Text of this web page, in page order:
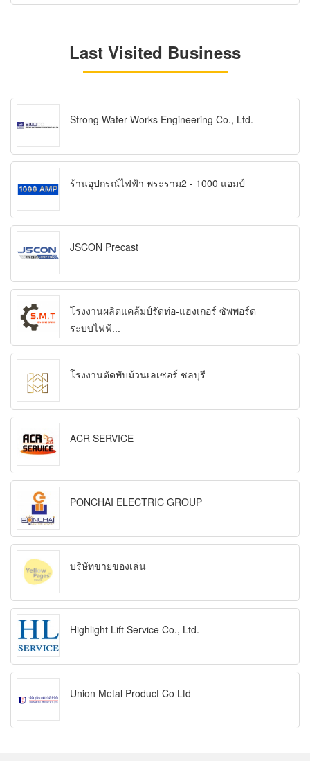
Last Visited Business
Strong Water Works Engineering Co., Ltd.
ร้านอุปกรณ์ไฟฟ้า พระราม2 - 1000 แอมป์
JSCON Precast
โรงงานผลิตแคล้มป์รัดท่อ-แฮงเกอร์ ซัพพอร์ต
ระบบไฟฟ้...
โรงงานตัดพับม้วนเลเซอร์ ชลบุรี
ACR SERVICE
PONCHAI ELECTRIC GROUP
บริษัทขายของเล่น
Highlight Lift Service Co., Ltd.
Union Metal Product Co Ltd